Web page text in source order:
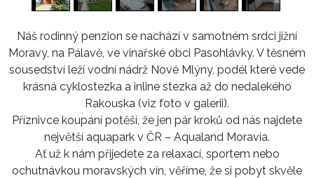
Náš rodinný penzion se nachází v samotném srdci jižní
Moravy, na Pálavě, ve vinařské obci Pasohlávky. V těsném
sousedství leží vodní nádrž Nové Mlýny, podél které vede
krásná cyklostezka a inline stezka až do nedalekého
Rakouska (viz foto v galerii).
Příznivce koupání potěší, že jen pár kroků od nás najdete
největší aquapark v ČR – Aqualand Moravia.
Ať už k nám přijedete za relaxací, sportem nebo
ochutnávkou moravských vín, věříme, že si pobyt skvěle